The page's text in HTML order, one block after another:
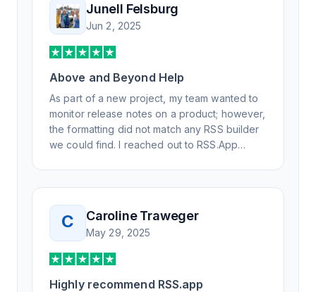
website couldn't work without it. Thank you.
Junell Felsburg
Jun 2, 2025
Above and Beyond Help
As part of a new project, my team wanted to
monitor release notes on a product; however,
the formatting did not match any RSS builder
we could find. I reached out to RSS.App
day, but I spoke to someone who was
knowledgeable, kind, and clearly wanted to
understand the issue. It has been a few
weeks, but after many revisions and direct
support, all of my release notes are in a way
that my users understand and find value in.
Honestly, it has been an exceptional
C Caroline Traweger
May 29, 2025
Highly recommend RSS.app